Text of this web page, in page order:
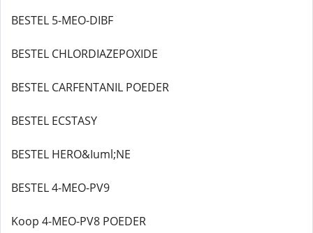
BESTEL 5-MEO-DIBF
BESTEL CHLORDIAZEPOXIDE
BESTEL CARFENTANIL POEDER
BESTEL ECSTASY
BESTEL HERO&Iuml;NE
BESTEL 4-MEO-PV9
Koop 4-MEO-PV8 POEDER